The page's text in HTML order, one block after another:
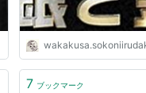
7 ブックマーク